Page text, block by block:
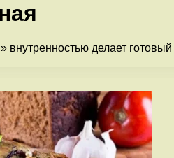
внутренностью делает